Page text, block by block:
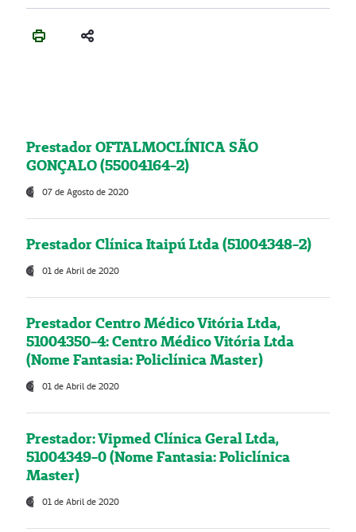
Prestador OFTALMOCLÍNICA SÃO
GONÇALO (55004164-2)
07 de Agosto de 2020
Prestador Clínica Itaipú Ltda (51004348-2)
01 de Abril de 2020
Prestador Centro Médico Vitória Ltda,
51004350-4: Centro Médico Vitória Ltda
(Nome Fantasia: Policlínica Master)
01 de Abril de 2020
Prestador: Vipmed Clínica Geral Ltda,
51004349-0 (Nome Fantasia: Policlínica
Master)
01 de Abril de 2020